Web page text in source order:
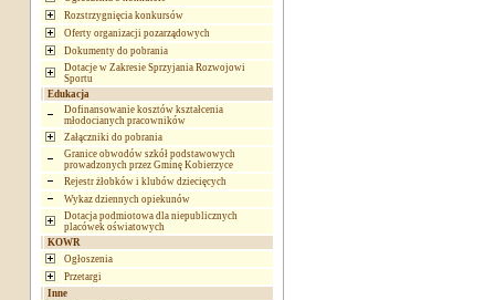
Rozstrzygnięcia konkursów
Oferty organizacji pozarządowych
Dokumenty do pobrania
Dotacje w Zakresie Sprzyjania Rozwojowi
Sportu
Edukacja
Dofinansowanie kosztów kształcenia
młodocianych pracowników
Załączniki do pobrania
Granice obwodów szkół podstawowych
prowadzonych przez Gminę Kobierzyce
Rejestr żłobków i klubów dziecięcych
Wykaz dziennych opiekunów
Dotacja podmiotowa dla niepublicznych
placówek oświatowych
KOWR
Ogłoszenia
Przetargi
Inne